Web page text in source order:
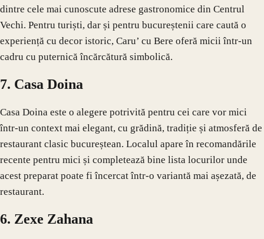
dintre cele mai cunoscute adrese gastronomice din Centrul
Vechi. Pentru turiști, dar și pentru bucureștenii care caută o
experiență cu decor istoric, Caru’ cu Bere oferă micii într-un
cadru cu puternică încărcătură simbolică.
7. Casa Doina
Casa Doina este o alegere potrivită pentru cei care vor mici
într-un context mai elegant, cu grădină, tradiție și atmosferă de
restaurant clasic bucureștean. Localul apare în recomandările
recente pentru mici și completează bine lista locurilor unde
acest preparat poate fi încercat într-o variantă mai așezată, de
restaurant.
6. Zexe Zahana